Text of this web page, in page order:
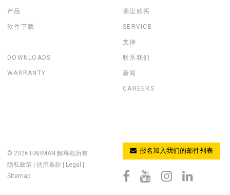
产品
软件下载
哪里购买
SERVICE
支持
DOWNLOADS
WARRANTY
联系我们
新闻
CAREERS
© 2026 HARMAN 解释权所有
隐私政策
使用条款 Legal
Sitemap
报名加入我们的邮件列表